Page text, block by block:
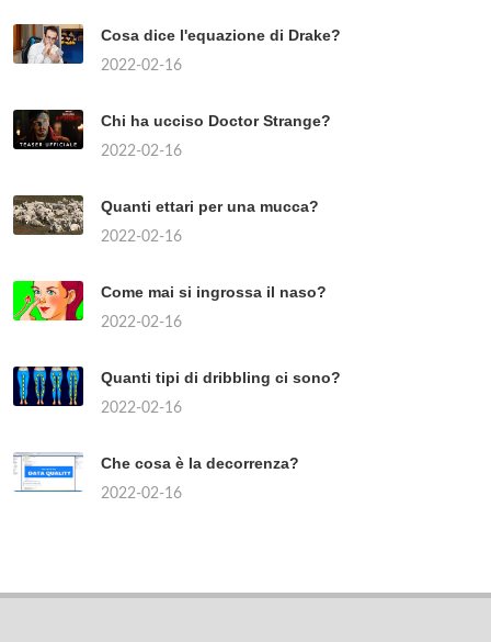
Cosa dice l'equazione di Drake?
2022-02-16
Chi ha ucciso Doctor Strange?
2022-02-16
Quanti ettari per una mucca?
2022-02-16
Come mai si ingrossa il naso?
2022-02-16
Quanti tipi di dribbling ci sono?
2022-02-16
Che cosa è la decorrenza?
2022-02-16